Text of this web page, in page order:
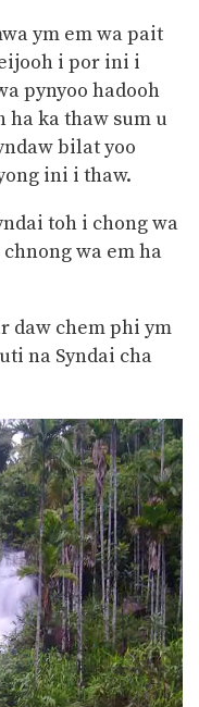
ym em wa pait
i por ini i
pynyoo hadooh
ka thaw sum u
bilat yoo
ini i thaw.
toh i chong wa
wa em ha
daw chem phi ym
na Syndai cha